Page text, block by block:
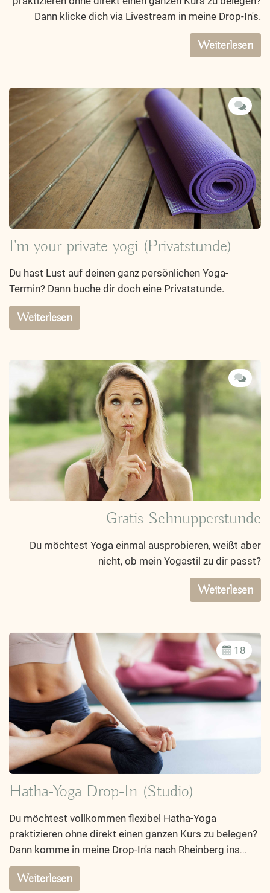
Dann klicke dich via Livestream in meine Drop-In's.
Weiterlesen
I'm your private yogi (Privatstunde)
Du hast Lust auf deinen ganz persönlichen Yoga-
Termin? Dann buche dir doch eine Privatstunde.
Weiterlesen
Gratis Schnupperstunde
Du möchtest Yoga einmal ausprobieren, weißt aber
nicht, ob mein Yogastil zu dir passt?
Weiterlesen
18
Hatha-Yoga Drop-In (Studio)
Du möchtest vollkommen flexibel Hatha-Yoga
praktizieren ohne direkt einen ganzen Kurs zu belegen?
Dann komme in meine Drop-In's nach Rheinberg ins...
Weiterlesen